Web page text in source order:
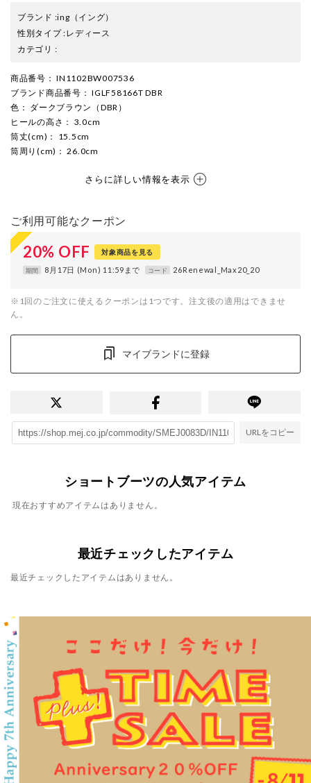
ブランド :ing （イング）
性別タイプ:レディース
カテゴリ :
商品番号 ： IN1102BW007536
ブランド商品番号 ： IGLF58166T DBR
色 ： ダークブラウン（DBR）
ヒールの高さ ： 3.0cm
筒丈(cm) ： 15.5cm
筒周り(cm) ： 26.0cm
さらに詳しい情報を表示
ご利用可能なクーポン
20% OFF 対象商品を見る
期間 8月17日 (Mon) 11:59まで コード 26Renewal_Max20_20
※1回のご注文に使えるクーポンは1つです。注文後の適用はできませ
ん。
マイブランドに登録
URLをコピー
ショートブーツの人気アイテム
現在おすすめアイテムはありません。
最近チェックしたアイテム
最近チェックしたアイテムはありません。